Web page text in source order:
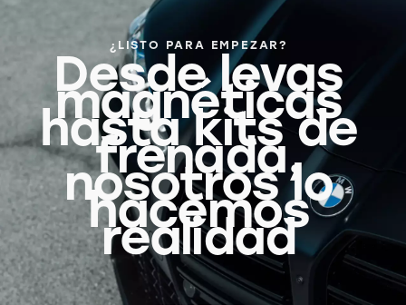
¿LISTO PARA EMPEZAR?
Desde levas
magnéticas
hasta kits de
frenada,
nosotros lo
hacemos
realidad